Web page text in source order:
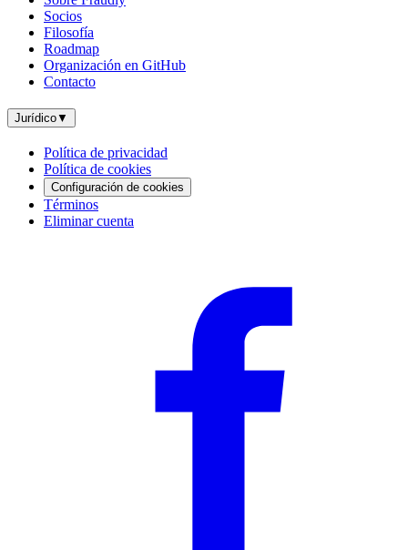
Socios
Filosofía
Roadmap
Organización en GitHub
Contacto
Jurídico▼
Política de privacidad
Política de cookies
Configuración de cookies
Términos
Eliminar cuenta